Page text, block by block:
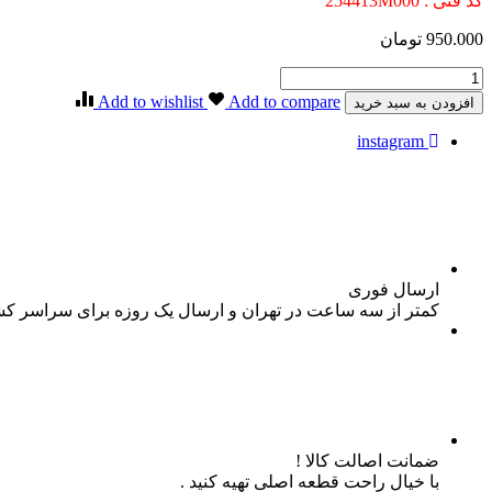
950.000 تومان
درب
منبع
انبساط
جنسیس
افزودن به سبد خرید Add to wishlist Add to compare
instagram
ارسال فوری
کمتر از سه ساعت در تهران و ارسال یک روزه برای سراسر
ضمانت اصالت کالا !
با خیال راحت قطعه اصلی تهیه کنید .